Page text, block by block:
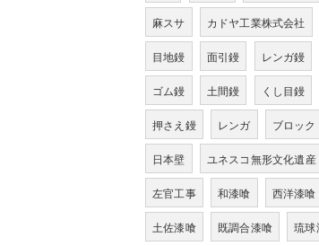
麻スサ カドヤ工業株式会社
目地鏝 面引鏝 レンガ鏝
ゴム鏝 土間鏝 くし目鏝
押さえ鏝 レンガ ブロック
日本壁 ユネスコ無形文化遺産
左官工事 和漆喰 西洋漆喰
土佐漆喰 既調合漆喰 琉球